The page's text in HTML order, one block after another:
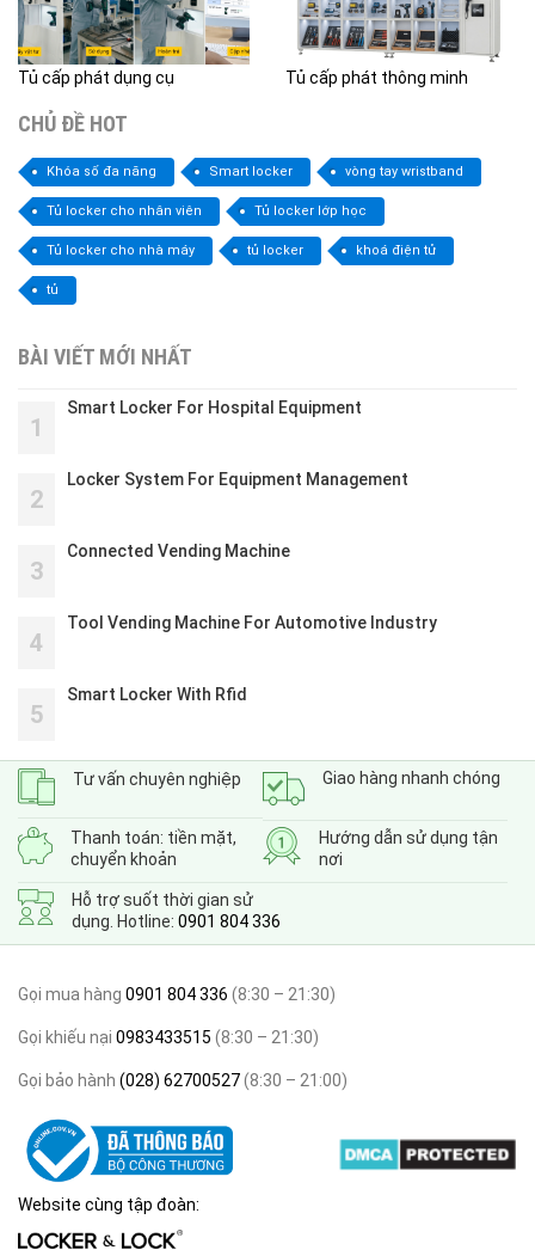
Tủ cấp phát dụng cụ Tủ cấp phát thông minh
CHỦ ĐỀ HOT
Khóa số đa năng Smart locker vòng tay wristband
Tủ locker cho nhân viên Tủ locker lớp học
Tủ locker cho nhà máy tủ locker khoá điện tử
tủ
BÀI VIẾT MỚI NHẤT
1
Smart Locker For Hospital Equipment
2
Locker System For Equipment Management
3
Connected Vending Machine
4
Tool Vending Machine For Automotive Industry
5
Smart Locker With Rfid
Tư vấn chuyên nghiệp Giao hàng nhanh chóng
Thanh toán: tiền mặt,
chuyển khoản
Hướng dẫn sử dụng tận
nơi
Hỗ trợ suốt thời gian sử
dụng. Hotline: 0901 804 336
Gọi mua hàng 0901 804 336 (8:30 – 21:30)
Gọi khiếu nại 0983433515 (8:30 – 21:30)
Gọi bảo hành (028) 62700527(8:30 – 21:00)
Website cùng tập đoàn: